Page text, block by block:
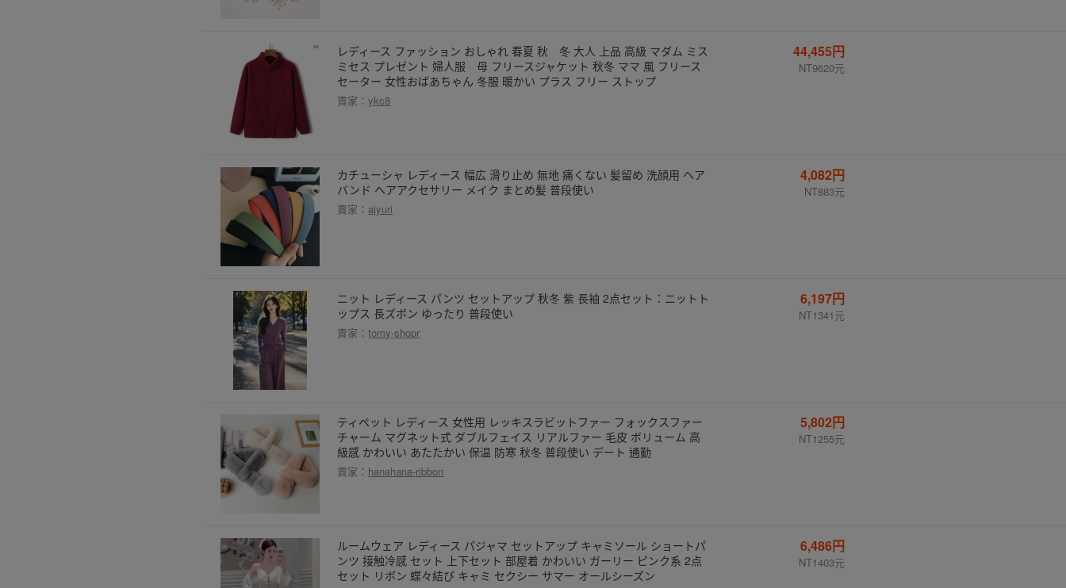
レディース ファッション おしゃれ 春夏 秋 冬 大人 上品 高級 マダム ミス
ミセス プレゼント 婦人服 母 フリースジャケット 秋冬 ママ 風 フリース
セーター 女性おばあちゃん 冬服 暖かい プラス フリー ストップ
賣家：ykc8
44,455円
NT9620元
カチューシャ レディース 幅広 滑り止め 無地 痛くない 髪留め 洗顔用 ヘア
バンド ヘアアクセサリー メイク まとめ髪 普段使い
賣家： ajyuri
4,082円
NT883元
ニット レディース パンツ セットアップ 秋冬 紫 長袖 2点セット：ニットト
ップス 長ズボン ゆったり 普段使い
賣家：tomy-shopr
6,197円
NT1341元
ティペット レディース 女性用 レッキスラビットファー フォックスファー
チャーム マグネット式 ダブルフェイス リアルファー 毛皮 ボリューム 高
級感 かわいい あたたかい 保温 防寒 秋冬 普段使い デート 通勤
賣家： hanahana-ribbon
5,802円
NT1255元
ルームウェア レディース パジャマ セットアップ キャミソール ショートパ
ンツ 接触冷感 セット 上下セット 部屋着 かわいい ガーリー ピンク系 2点
セット リボン 蝶々結び キャミ セクシー サマー オールシーズン
6,486円
NT1403元